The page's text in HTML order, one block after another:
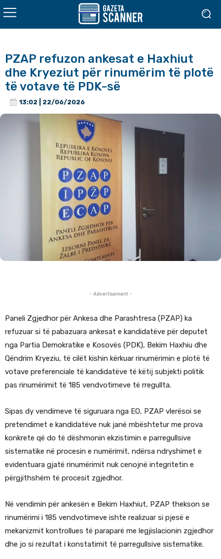
PZAP refuzon ankesat e Haxhiut
dhe Kryeziut për rinumërim të plotë
të votave të PDK-së
13:02 | 22/06/2026
- Advertisement -
Paneli Zgjedhor për Ankesa dhe Parashtresa (PZAP) ka
refuzuar si të pabazuara ankesat e kandidatëve për deputet
nga Partia Demokratike e Kosovës (PDK), Bekim Haxhiu dhe
Qëndrim Kryeziu, të cilët kishin kërkuar rinumërimin e plotë të
votave preferenciale të kandidatëve të këtij subjekti politik
pas rinumërimit të 185 vendvotimeve të rregullta.
Sipas dy vendimeve të siguruara nga EO, PZAP vlerësoi se
pretendimet e kandidatëve nuk janë mbështetur me prova
konkrete që do të dëshmonin ekzistimin e parregullsive
sistematike në procesin e numërimit, ndërsa ndryshimet e
evidentuara gjatë rinumërimit nuk cenojnë integritetin e
përgjithshëm të procesit zgjedhor.
Në vendimin për ankesën e Bekim Haxhiut, PZAP thekson se
rinumërimi i 185 vendvotimeve ishte realizuar si pjesë e
mekanizmit kontrollues të paraparë me legjislacionin zgjedhor
dhe jo si rezultat i konstatimit të parregullsive sistematike.